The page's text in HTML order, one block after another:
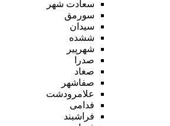
سعادت شهر
سورمق
سیدان
ششده
شهرپیر
صدرا
صغاد
صفاشهر
علامرودشت
فدامی
فراشبند